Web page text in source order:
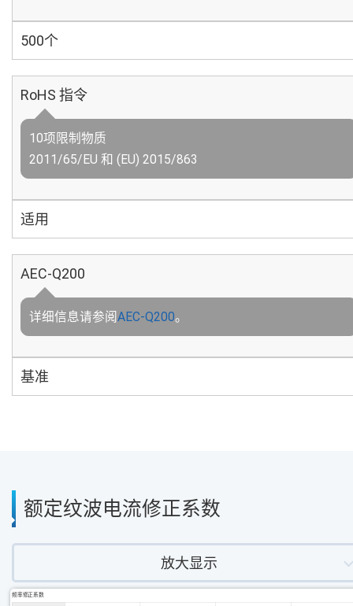
500个
RoHS 指令
10项限制物质
2011/65/EU 和 (EU) 2015/863
适用
AEC-Q200
详细信息请参阅AEC-Q200。
基准
额定纹波电流修正系数
放大显示
频率修正系数